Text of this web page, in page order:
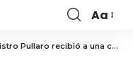
Aa
a una comitiva del Dpto. San Cristóbal encabezada por el Senador Michlig